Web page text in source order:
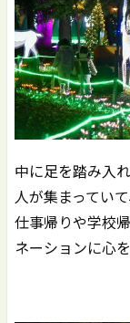
中に足を踏み入
人が集まってい
仕事帰りや学校
ネーションに心